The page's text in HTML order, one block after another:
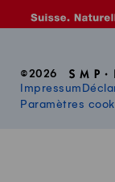
©2026
Impressum
Paramètres